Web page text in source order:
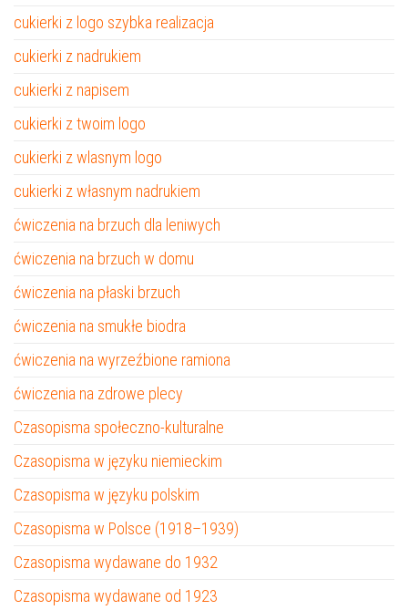
cukierki z logo szybka realizacja
cukierki z nadrukiem
cukierki z napisem
cukierki z twoim logo
cukierki z wlasnym logo
cukierki z własnym nadrukiem
ćwiczenia na brzuch dla leniwych
ćwiczenia na brzuch w domu
ćwiczenia na płaski brzuch
ćwiczenia na smukłe biodra
ćwiczenia na wyrzeźbione ramiona
ćwiczenia na zdrowe plecy
Czasopisma społeczno-kulturalne
Czasopisma w języku niemieckim
Czasopisma w języku polskim
Czasopisma w Polsce (1918–1939)
Czasopisma wydawane do 1932
Czasopisma wydawane od 1923